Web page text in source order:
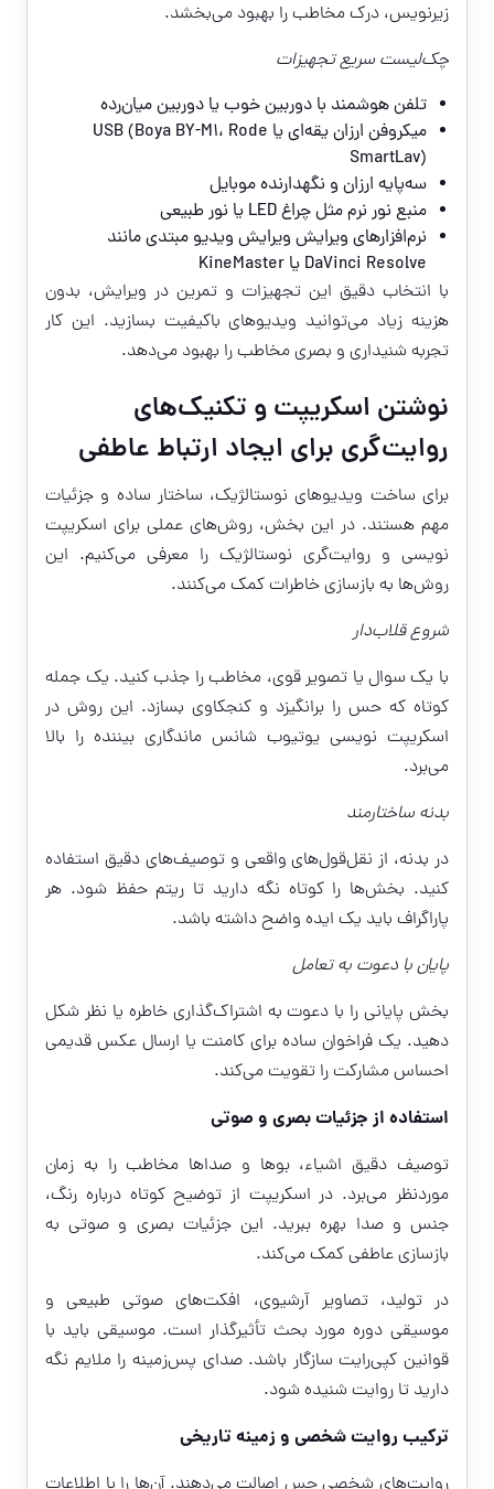
زیرنویس، درک مخاطب را بهبود می‌بخشد.
چک‌لیست سریع تجهیزات
تلفن هوشمند با دوربین خوب یا دوربین میان‌رده
میکروفن ارزان یقه‌ای یا USB (Boya BY-M1، Rode
SmartLav)
سه‌پایه ارزان و نگهدارنده موبایل
منبع نور نرم مثل چراغ LED یا نور طبیعی
نرم‌افزارهای ویرایش ویرایش ویدیو مبتدی مانند
DaVinci Resolve یا KineMaster
با انتخاب دقیق این تجهیزات و تمرین در ویرایش، بدون
هزینه زیاد می‌توانید ویدیو‌های باکیفیت بسازید. این کار
تجربه شنیداری و بصری مخاطب را بهبود می‌دهد.
نوشتن اسکریپت و تکنیک‌های
روایت‌گری برای ایجاد ارتباط عاطفی
برای ساخت ویدیوهای نوستالژیک، ساختار ساده و جزئیات
مهم هستند. در این بخش، روش‌های عملی برای اسکریپت
نویسی و روایت‌گری نوستالژیک را معرفی می‌کنیم. این
روش‌ها به بازسازی خاطرات کمک می‌کنند.
شروع قلاب‌دار
با یک سوال یا تصویر قوی، مخاطب را جذب کنید. یک جمله
کوتاه که حس را برانگیزد و کنجکاوی بسازد. این روش در
اسکریپت نویسی یوتیوب شانس ماندگاری بیننده را بالا
می‌برد.
بدنه ساختارمند
در بدنه، از نقل‌قول‌های واقعی و توصیف‌های دقیق استفاده
کنید. بخش‌ها را کوتاه نگه دارید تا ریتم حفظ شود. هر
پاراگراف باید یک ایده واضح داشته باشد.
پایان با دعوت به تعامل
بخش پایانی را با دعوت به اشتراک‌گذاری خاطره یا نظر شکل
دهید. یک فراخوان ساده برای کامنت یا ارسال عکس قدیمی
احساس مشارکت را تقویت می‌کند.
استفاده از جزئیات بصری و صوتی
توصیف دقیق اشیاء، بوها و صداها مخاطب را به زمان
موردنظر می‌برد. در اسکریپت از توضیح کوتاه درباره رنگ،
جنس و صدا بهره ببرید. این جزئیات بصری و صوتی به
بازسازی عاطفی کمک می‌کند.
در تولید، تصاویر آرشیوی، افکت‌های صوتی طبیعی و
موسیقی دوره مورد بحث تأثیرگذار است. موسیقی باید با
قوانین کپی‌رایت سازگار باشد. صدای پس‌زمینه را ملایم نگه
دارید تا روایت شنیده شود.
ترکیب روایت شخصی و زمینه تاریخی